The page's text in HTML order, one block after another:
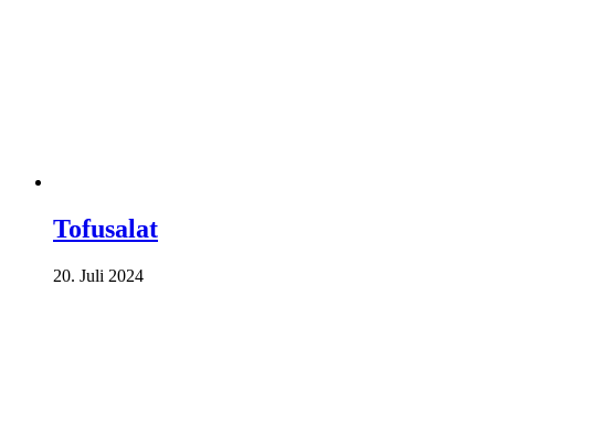
Tofusalat
20. Juli 2024